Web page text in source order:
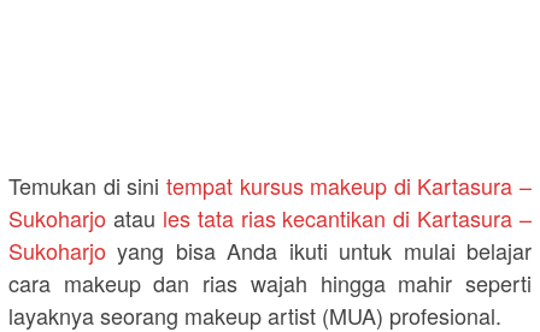
Temukan di sini tempat kursus makeup di Kartasura –
Sukoharjo atau les tata rias kecantikan di Kartasura –
Sukoharjo yang bisa Anda ikuti untuk mulai belajar
cara makeup dan rias wajah hingga mahir seperti
layaknya seorang makeup artist (MUA) profesional.